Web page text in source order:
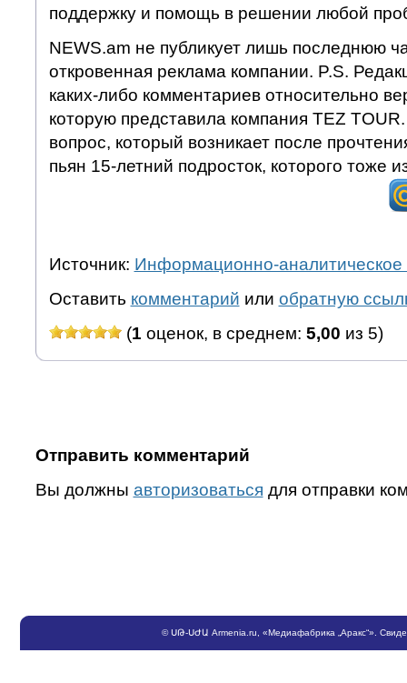
поддержку и помощь в решении любой
NEWS.am не публикует лишь последнюю
откровенная реклама компании. P.S.
каких-либо комментариев относительно
которую представила компания TEZ
вопрос, который возникает после
пьян 15-летний подросток, которого тоже
Источник: Информационно-аналитическое
Оставить комментарий или обратную
(1 оценок, в среднем: 5,00 из 5)
Отправить комментарий
Вы должны авторизоваться для отправки
©ՍԹ-ՍԺԱ Armenia.ru , «Медиафабрика „Аракс“».